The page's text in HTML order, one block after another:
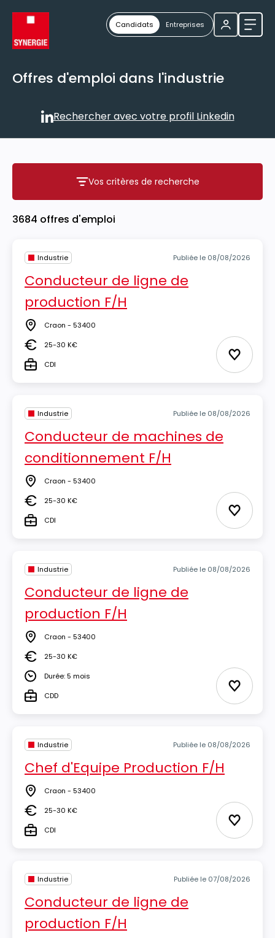
Candidats Entreprises
Offres d'emploi dans l'industrie
Rechercher avec votre
Rechercher avec votre profil Linkedin
Vos critères de recherche
Vos critères de recherche
3684 offres d'emploi
Industrie Publiée le 08/08/2026
Conducteur de ligne de
production F/H
Lieu Craon - 53400
Salaire25-30 K€
TypeCDI Ajouter
Industrie Publiée le 08/08/2026
Conducteur de machines de
conditionnement F/H
Lieu Craon - 53400
Salaire25-30 K€
TypeCDI Ajouter
Industrie Publiée le 08/08/2026
Conducteur de ligne de
production F/H
Lieu Craon - 53400
Salaire25-30 K€
DuréeDurée: 5 mois
TypeCDD Ajouter
Industrie Publiée le 08/08/2026
Chef d'Equipe Production F/H
Lieu Craon - 53400
Salaire25-30 K€
TypeCDI Ajouter
Industrie Publiée le 07/08/2026
Conducteur de ligne de
production F/H